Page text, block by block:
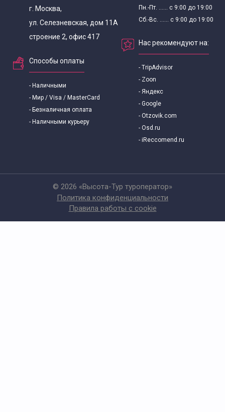
г. Москва,
ул. Селезневская, дом 11А
строение 2, офис 417
Способы оплаты
- Наличными
- Мир / Visa / MasterCard
- Безналичная оплата
- Наличными курьеру
Пн.-Пт. ...... с 9:00 до 19:00
Сб.-Вс. ...... с 9:00 до 19:00
Нас рекомендуют на:
- TripAdvisor
- Zoon
- Яндекс
- Google
- Otzovik.com
- Osd.ru
- iReccomend.ru
© 2026 «Высота-Тур туроператор»
Политика конфиденциальности
Правила работы с cookie